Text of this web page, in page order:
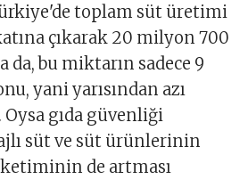
toplam süt üretimi
çıkarak 20 milyon 700
da, bu miktarın sadece 9
yani yarısından azı
gıda güvenliği
süt ve süt ürünlerinin
de artması